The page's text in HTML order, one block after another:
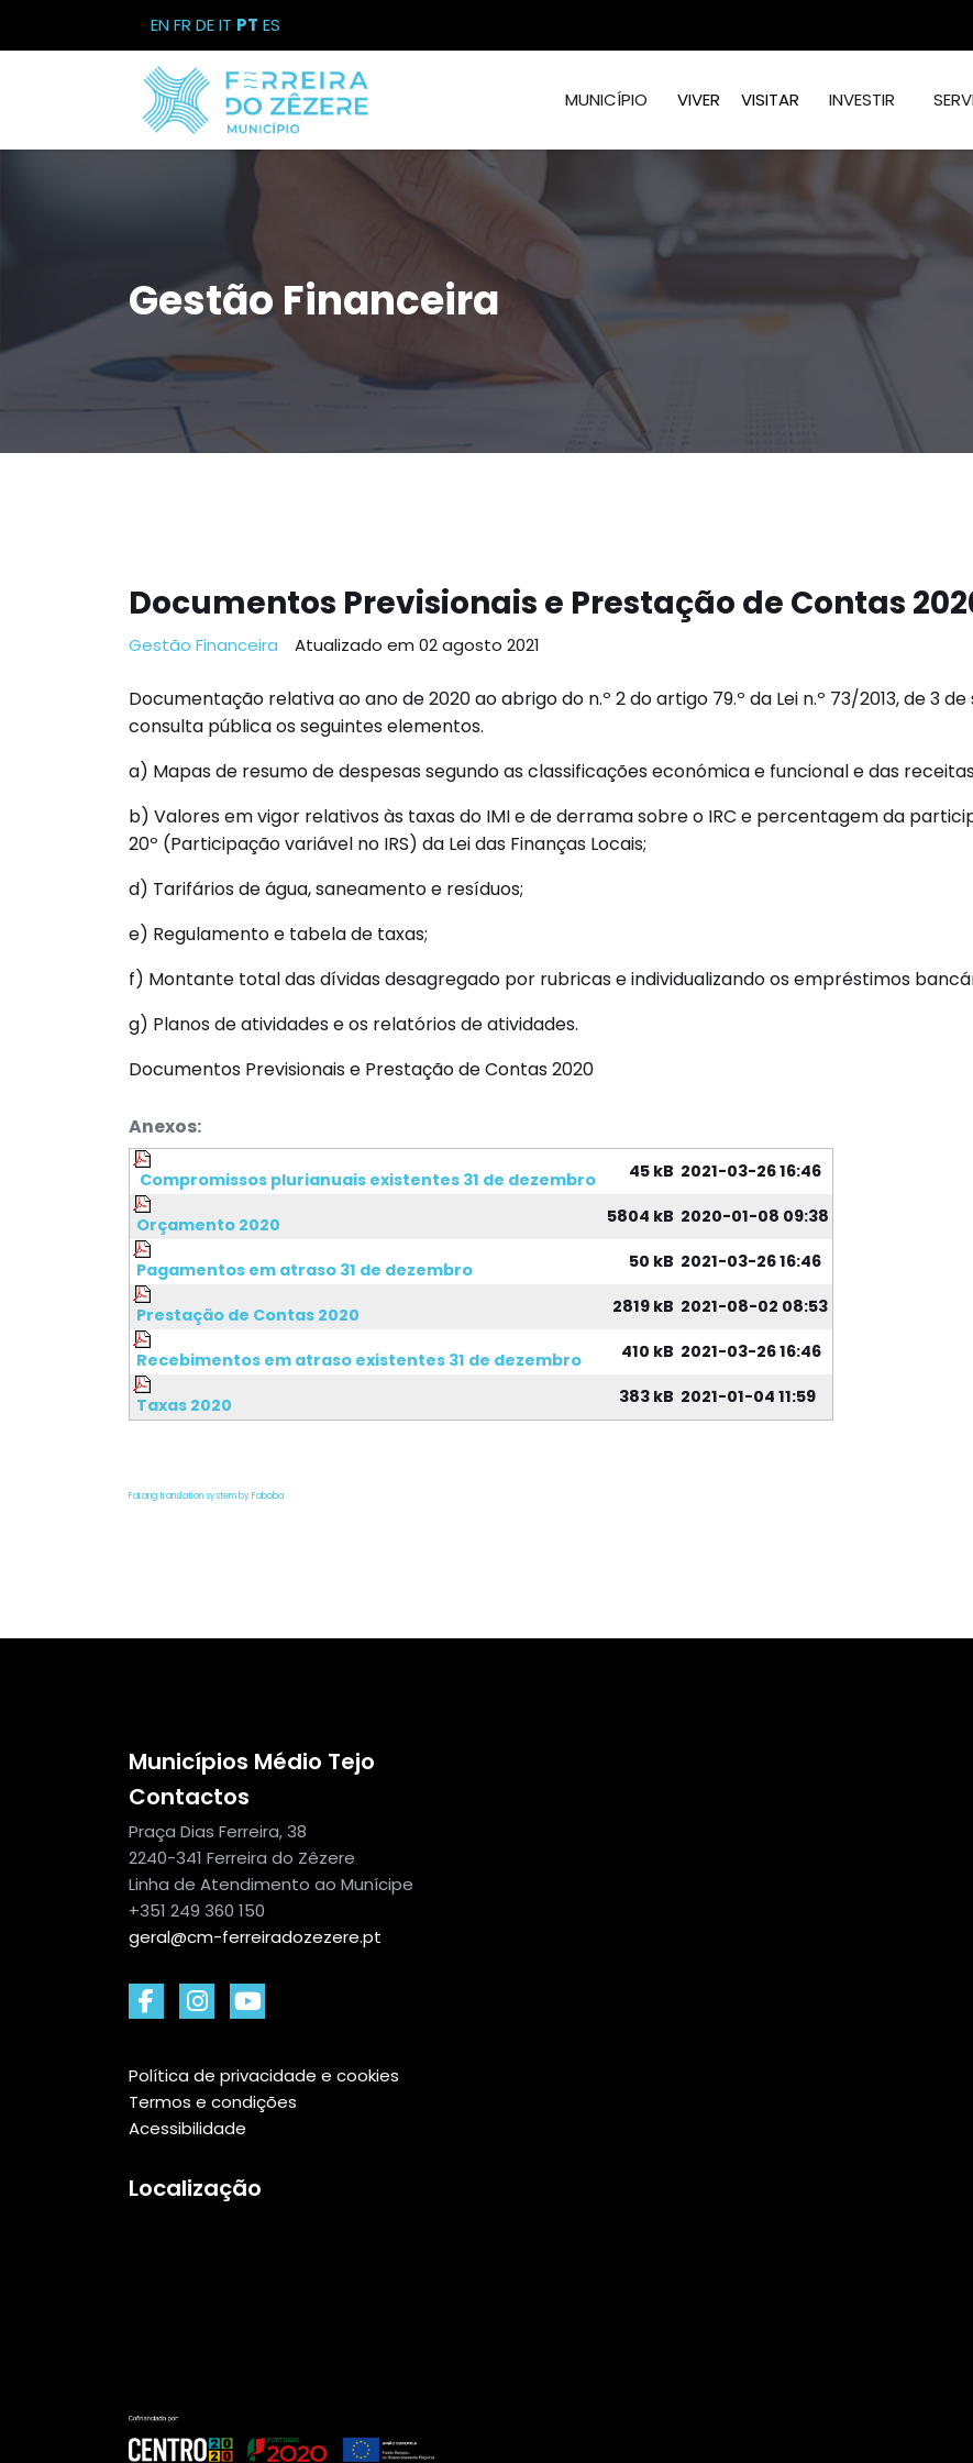
EN FR DEIT PT ES
MUNICÍPIO VIVER VISITAR INVESTIR
Gestão Financeira
Documentos Previsionais e Prestação de Contas
Gestão Financeira Atualizado em 02 agosto 2021
Documentação relativa ao ano de 2020 ao abrigo do n.º 2 do artigo 79.º da Lei n.º 73/2013, de 3
consulta pública os seguintes elementos.
a) Mapas de resumo de despesas segundo as classificações económica e funcional e das
b) Valores em vigor relativos às taxas do IMI e de derrama sobre o IRC e percentagem da
20º (Participação variável no IRS) da Lei das Finanças Locais;
d) Tarifários de água, saneamento e resíduos;
e) Regulamento e tabela de taxas;
f) Montante total das dívidas desagregado por rubricas e individualizando os empréstimos
g) Planos de atividades e os relatórios de atividades.
Documentos Previsionais e Prestação de Contas 2020
Anexos:
Compromissos plurianuais existentes 31 de dezembro 45 kB 2021-03-26 16:46
Orçamento 2020 5804 kB 2020-01-08 09:38
Pagamentos em atraso 31 de dezembro 50 kB 2021-03-26 16:46
Prestação de Contas 2020 2819 kB 2021-08-02 08:53
Recebimentos em atraso existentes 31 de dezembro 410 kB 2021-03-26 16:46
Taxas 2020 383 kB 2021-01-04 11:59
FaLang translation system by Faboba
Municípios Médio Tejo
Contactos
Praça Dias Ferreira, 38
2240-341 Ferreira do Zêzere
Linha de Atendimento ao Munícipe
+351 249 360 150
geral@cm-ferreiradozezere.pt
Política de privacidade e cookies
Termos e condições
Acessibilidade
Localização